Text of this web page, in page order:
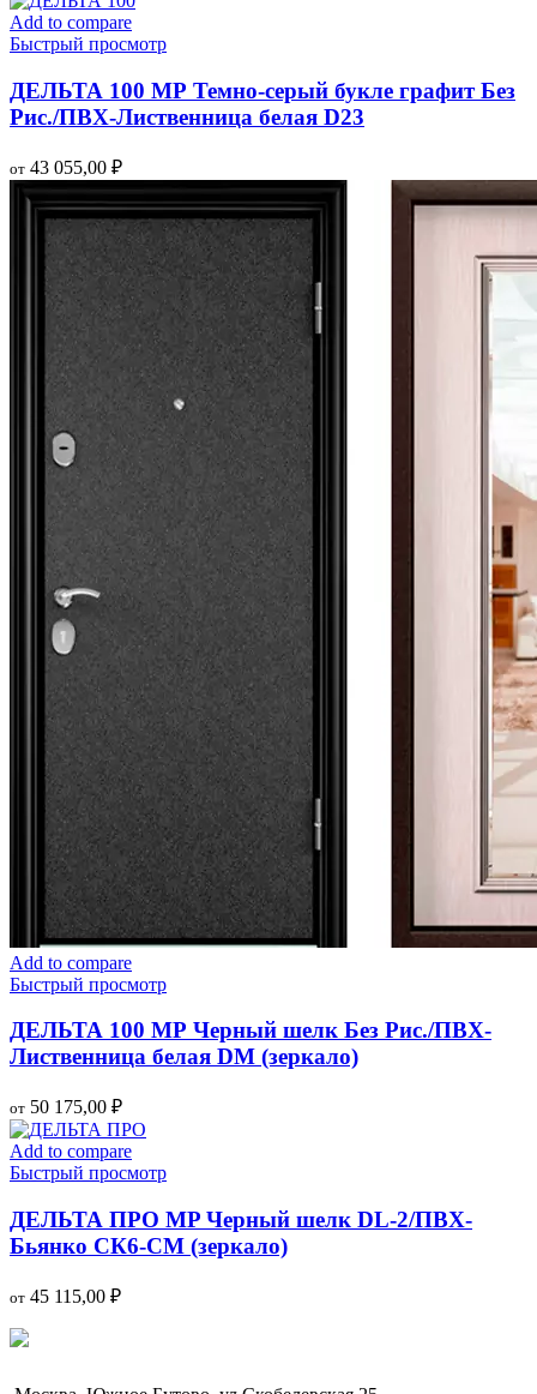
Add to compare
Быстрый просмотр
ДЕЛЬТА 100 МР Темно-серый букле графит Без
Рис./ПВХ-Лиственница белая D23
от 43 055,00 ₽
Add to compare
Быстрый просмотр
ДЕЛЬТА 100 МР Черный шелк Без Рис./ПВХ-
Лиственница белая DM (зеркало)
от 50 175,00 ₽
Add to compare
Быстрый просмотр
ДЕЛЬТА ПРО MP Черный шелк DL-2/ПВХ-
Бьянко СК6-СМ (зеркало)
от 45 115,00 ₽